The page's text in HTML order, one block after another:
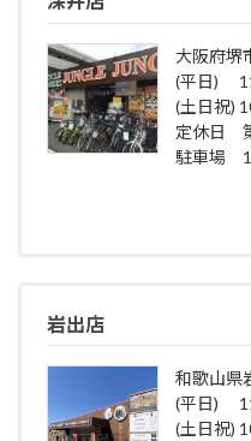
大阪府堺
(平日)
(土日祝)
定休日
駐車場
岩出店
和歌山県
(平日)
(土日祝)